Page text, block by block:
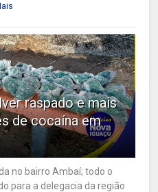
raspado e mais
de cocaína em
no bairro Ambaí; todo o
para a delegacia da região